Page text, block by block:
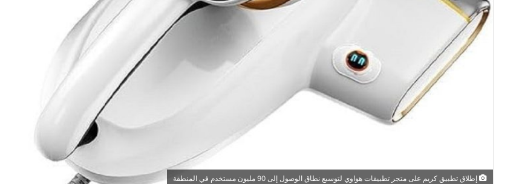
إطلاق تطبيق كريم على متجر تطبيقات هواوي لتوسيع نطاق الوصول إلى 90 مليون مستخدم في المنطقة